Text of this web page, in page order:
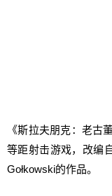
《斯拉夫朋克：老古
等距射击游戏，改编
Gołkowski的作品。